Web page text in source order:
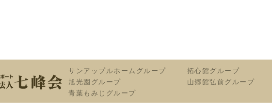
サンアップルホームグループ 拓心館グループ
旭光園グループ
山郷館弘前グループ
青葉もみじグループ